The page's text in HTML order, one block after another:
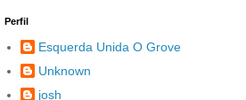
Perfil
Esquerda Unida O Grove
Unknown
josh